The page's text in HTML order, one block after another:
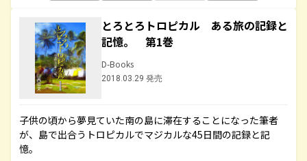
とろとろトロピカル ある旅の記録と
記憶。 第1巻
D-Books
2018.03.29 発売
子供の頃から夢見ていた南の島に滞在することになった筆者
が、島で出合うトロピカルでマジカルな45日間の記録と記
憶。